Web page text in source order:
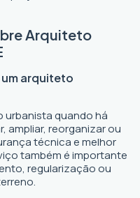
Arquiteto
arquiteto
urbanista quando há
ampliar, reorganizar ou
técnica e melhor
também é importante
regularização ou